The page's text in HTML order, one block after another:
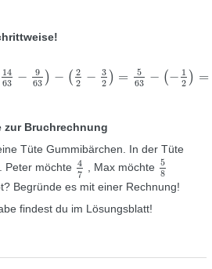
14
63 −
9
63 ) − ( 2
2 − 3
2 ) =
5
63 − (− 1
2 ) =
)− (22−3 2 )=5 63− (− 12 )=563+12= 10126 +
zur Bruchrechnung
Tüte Gummibärchen. In der Tüte
Peter möchte 4
7
47 , Max möchte 5
8
58
Begründe es mit einer Rechnung!
findest du im Lösungsblatt!